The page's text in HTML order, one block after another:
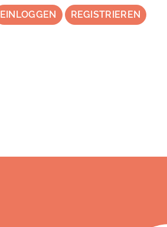
EINLOGGEN REGISTRIEREN